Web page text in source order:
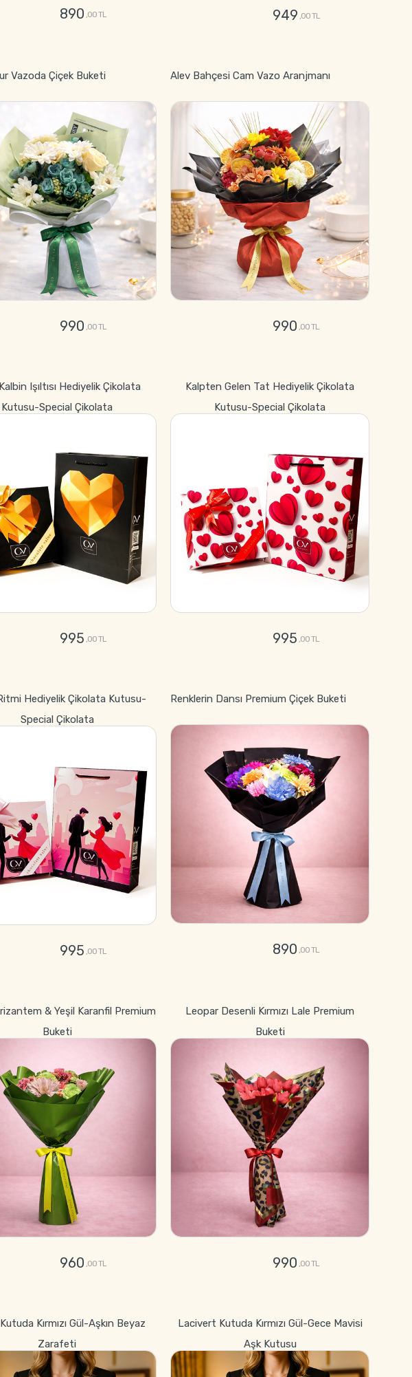
890 ,00 TL 949 ,00 TL
Vazoda Çiçek Buketi
990 ,00 TL
Alev Bahçesi Cam Vazo Aranjmanı
990 ,00 TL
Işıltısı Hediyelik Çikolata
Kutusu-Special Çikolata
995 ,00 TL
Kalpten Gelen Tat Hediyelik Çikolata
Kutusu-Special Çikolata
995 ,00 TL
Hediyelik Çikolata Kutusu-
Special Çikolata
995 ,00 TL
Renklerin Dansı Premium Çiçek Buketi
890 ,00 TL
& Yeşil Karanfil Premium
Buketi
960 ,00 TL
Leopar Desenli Kırmızı Lale Premium
Buketi
990 ,00 TL
Kırmızı Gül-Aşkın Beyaz
Zarafeti
Lacivert Kutuda Kırmızı Gül-Gece Mavisi
Aşk Kutusu